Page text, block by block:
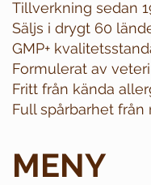
Tillverkning sedan
Säljs i drygt 60
GMP+
Formulerat av
Fritt från kända
Full spårbarhet
MENY